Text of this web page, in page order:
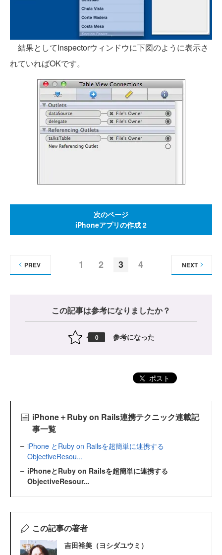
結果としてInspectorウィンドウに下図のように表示さ
れていればOKです。
次のページ
iPhoneアプリの作成 2
1 2 3 4
PREV NEXT
この記事は参考になりましたか？
0 参考になった
ポスト
iPhone＋Ruby on Rails連携テクニック連載記
事一覧
iPhone とRuby on Railsを超簡単に連携する
ObjectiveResou...
iPhoneとRuby on Railsを超簡単に連携する
ObjectiveResour...
この記事の著者
吉田裕美（ヨシダユウミ）